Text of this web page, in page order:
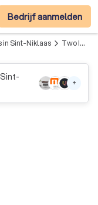
Bedrijf aanmelden
Sint-Niklaas arrow_forward_ios Two Impress
+